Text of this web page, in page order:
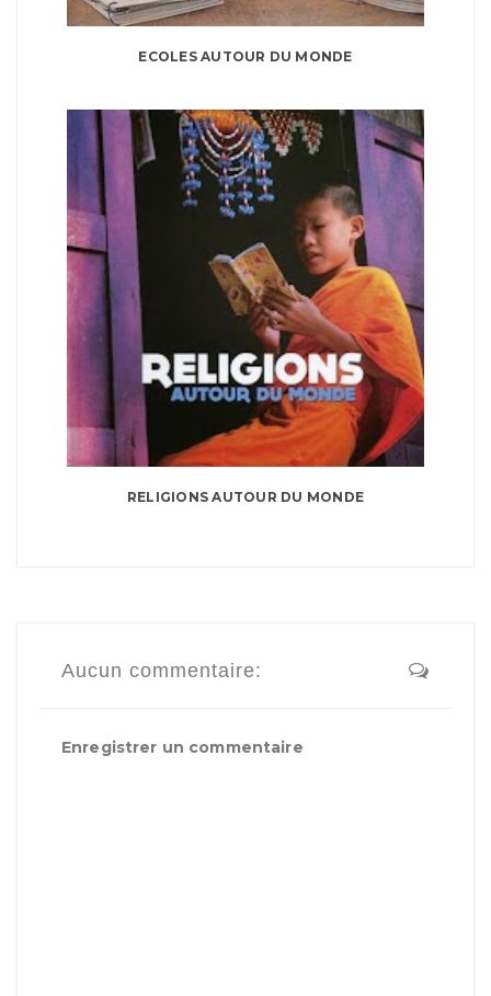
ECOLES AUTOUR DU MONDE
RELIGIONS AUTOUR DU MONDE
Aucun commentaire:
Enregistrer un commentaire